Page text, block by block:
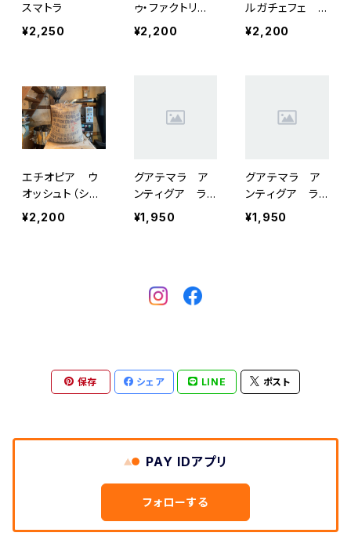
スマトラ
¥2,250
ゥ・ファクトリー
（フレンチロース
ト）200g
¥2,200
ルガチェフェ ナ
チュラル（シティ
ロースト）200g
¥2,200
エチオピア ウ
オッシュト（シテ
ィロースト）200
¥2,200
グアテマラ ア
ンティグア ラ
ス・ヌーベス農
園 フレンチロ
¥1,950
グアテマラ ア
ンティグア ラ
ス・ヌーベス農
園 シティロー
¥1,950
保存 シェア LINE ポスト
PAY IDアプリ
フォローする